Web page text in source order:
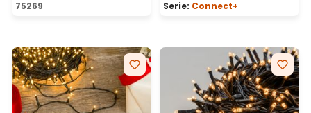
75269
Serie: Connect+